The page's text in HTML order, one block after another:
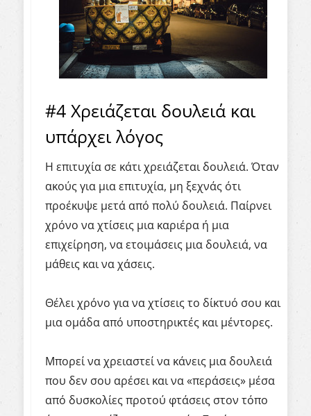
#4 Χρειάζεται δουλειά και
υπάρχει λόγος
Η επιτυχία σε κάτι χρειάζεται δουλειά. Όταν
ακούς για μια επιτυχία, μη ξεχνάς ότι
προέκυψε μετά από πολύ δουλειά. Παίρνει
χρόνο να χτίσεις μια καριέρα ή μια
επιχείρηση, να ετοιμάσεις μια δουλειά, να
μάθεις και να χάσεις.
Θέλει χρόνο για να χτίσεις το δίκτυό σου και
μια ομάδα από υποστηρικτές και μέντορες.
Μπορεί να χρειαστεί να κάνεις μια δουλειά
που δεν σου αρέσει και να «περάσεις» μέσα
από δυσκολίες προτού φτάσεις στον τόπο